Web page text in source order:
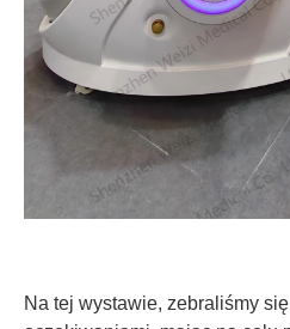
Na tej wystawie, zebraliśmy